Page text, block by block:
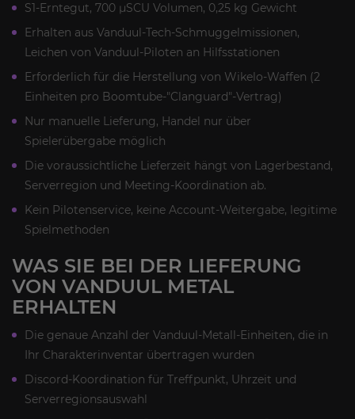
S1-Erntegut, 700 µSCU Volumen, 0,25 kg Gewicht
Erhalten aus Vanduul-Tech-Schmuggelmissionen,
Leichen von Vanduul-Piloten an Hilfsstationen
Erforderlich für die Herstellung von Wikelo-Waffen (2
Einheiten pro Boomtube-"Clanguard"-Vertrag)
Nur manuelle Lieferung, Handel nur über
Spielerübergabe möglich
Die voraussichtliche Lieferzeit hängt von Lagerbestand,
Serverregion und Meeting-Koordination ab.
Kein Pilotenservice, keine Account-Weitergabe, legitime
Spielmethoden
WAS SIE BEI DER LIEFERUNG
VON VANDUUL METAL
ERHALTEN
Die genaue Anzahl der Vanduul-Metall-Einheiten, die in
Ihr Charakterinventar übertragen wurden
Discord-Koordination für Treffpunkt, Uhrzeit und
Serverregionsauswahl